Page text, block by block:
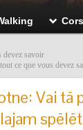
devez savoir
ce que vous devez
Vai tā